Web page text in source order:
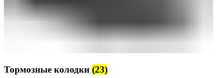
Тормозные колодки (23)